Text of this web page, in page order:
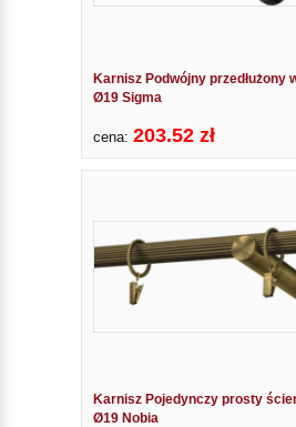
Karnisz Podwójny przedłużony
Ø19 Sigma
cena: 203.52 zł
Karnisz Pojedynczy prosty
Ø19 Nobia